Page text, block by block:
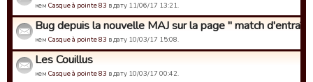
кем Casque à pointe 83 в дату 11/06/17 13:21.
Bug depuis la nouvelle MAJ sur la page " match
кем Casque à pointe 83 в дату 10/03/17 15:08.
Les Couillus
кем Casque à pointe 83 в дату 10/03/17 00:42.